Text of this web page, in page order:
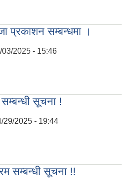
प्रकाशन सम्बन्धमा ।
03/2025 - 15:46
सम्बन्धी सूचना !
29/2025 - 19:44
सम्बन्धी सूचना !!